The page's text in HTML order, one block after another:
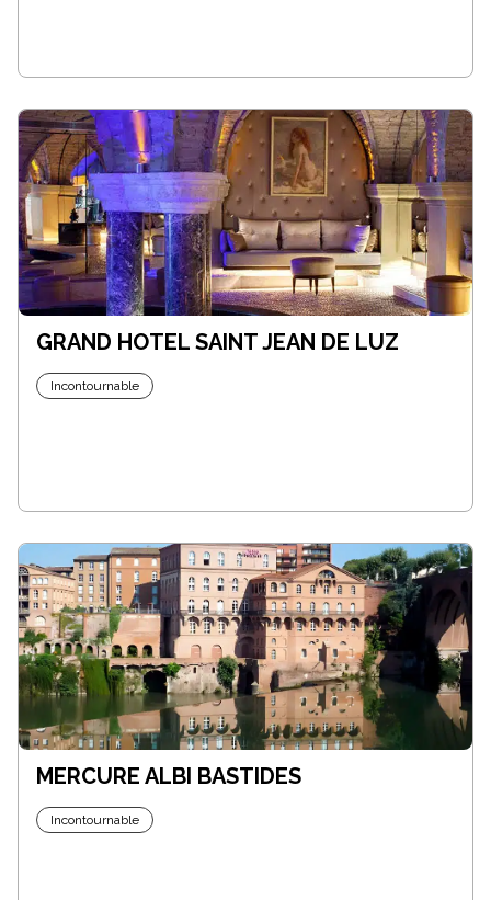
GRAND HOTEL SAINT JEAN DE LUZ
Incontournable
MERCURE ALBI BASTIDES
Incontournable